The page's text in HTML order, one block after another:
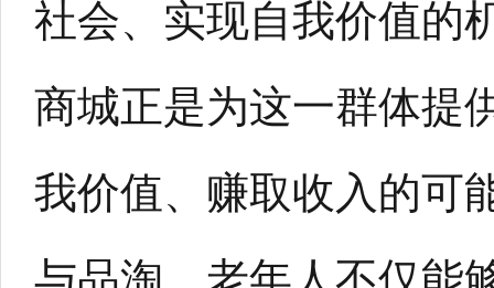
社会、实现自我价值的
商城正是为这一群体提
我价值、赚取收入的可